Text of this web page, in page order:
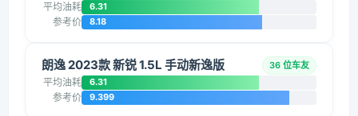
平均油耗 6.31
参考价 8.18
朗逸 2023款 新锐 1.5L 手动新逸版 36 位车友
平均油耗 6.31
参考价 9.399